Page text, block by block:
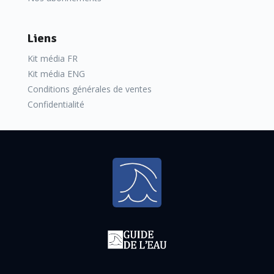
On fait venir des ouvriers chinois puis des Noirs de
d’emblée, les travaux se révèlent
Liens
Kit média FR
Kit média ENG
Conditions générales de ventes
Confidentialité